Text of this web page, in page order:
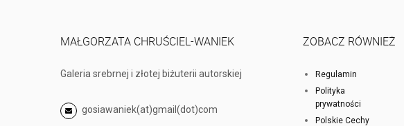
MAŁGORZATA CHRUŚCIEL-WANIEK
Galeria srebrnej i złotej biżuterii autorskiej
gosiawaniek(at)gmail(dot)com
ZOBACZ RÓWNIEŻ
Regulamin
Polityka
prywatności
Polskie Cechy